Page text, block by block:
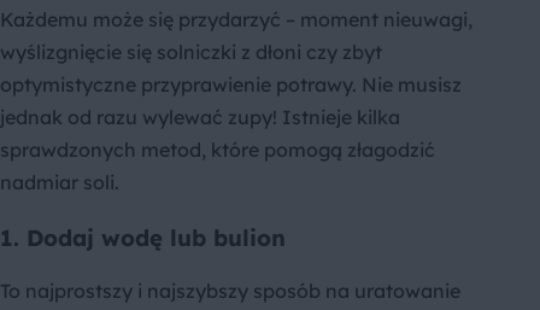
Każdemu może się przydarzyć – moment nieuwagi,
wyślizgnięcie się solniczki z dłoni czy zbyt
optymistyczne przyprawienie potrawy. Nie musisz
jednak od razu wylewać zupy! Istnieje kilka
sprawdzonych metod, które pomogą złagodzić
nadmiar soli.
1. Dodaj wodę lub bulion
To najprostszy i najszybszy sposób na uratowanie